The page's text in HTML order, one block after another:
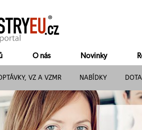
O nás Novinky
VZ A VZMR NABÍDKY